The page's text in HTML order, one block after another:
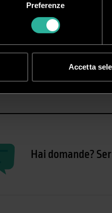
Preferenze
Accetta
Hai domande?